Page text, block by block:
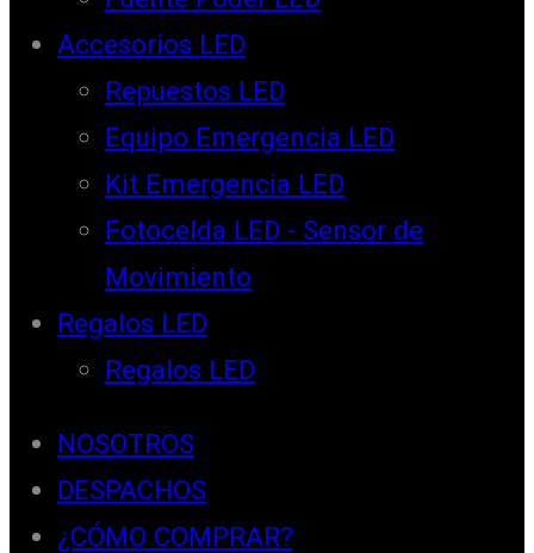
Accesorios LED
Repuestos LED
Equipo Emergencia LED
Kit Emergencia LED
Fotocelda LED - Sensor de
Movimiento
Regalos LED
Regalos LED
NOSOTROS
DESPACHOS
¿CÓMO COMPRAR?